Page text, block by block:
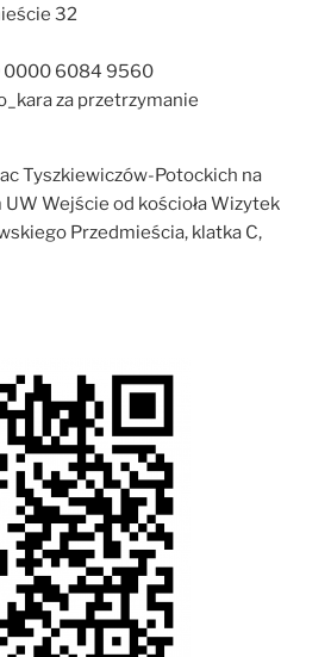
32
0000 6084 9560
za przetrzymanie
Tyszkiewiczów-Potockich na
UW Wejście od kościoła Wizytek
Przedmieścia, klatka C,